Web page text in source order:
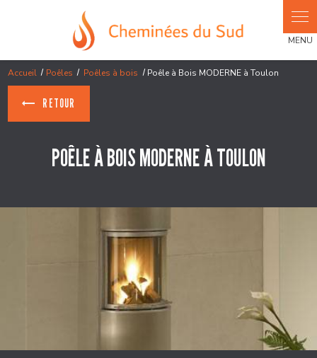
Accueil Poêles Poêles à bois Poêle à Bois MODERNE à Toulon
RETOUR
POÊLE À BOIS MODERNE À TOULON
Panneau de gestion des cookies